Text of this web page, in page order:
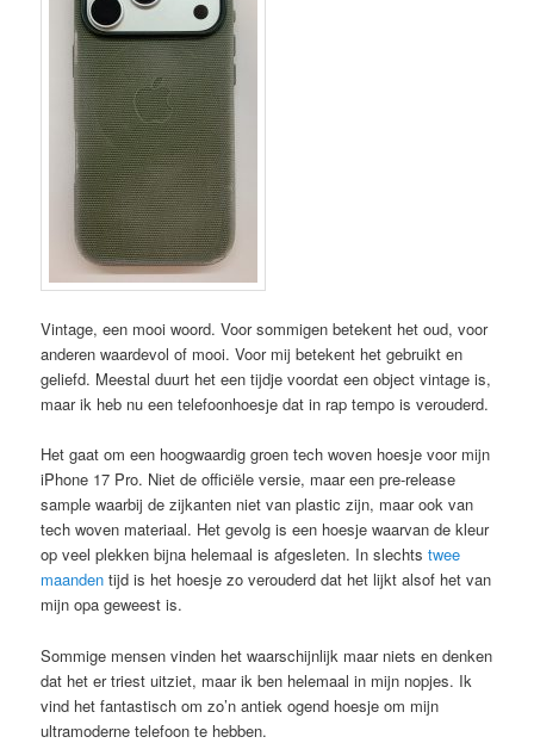
Vintage, een mooi woord. Voor sommigen betekent het oud, voor
anderen waardevol of mooi. Voor mij betekent het gebruikt en
geliefd. Meestal duurt het een tijdje voordat een object vintage is,
maar ik heb nu een telefoonhoesje dat in rap tempo is verouderd.
Het gaat om een hoogwaardig groen tech woven hoesje voor mijn
iPhone 17 Pro. Niet de officiële versie, maar een pre-release
sample waarbij de zijkanten niet van plastic zijn, maar ook van
tech woven materiaal. Het gevolg is een hoesje waarvan de kleur
op veel plekken bijna helemaal is afgesleten. In slechtstwee
maanden tijd is het hoesje zo verouderd dat het lijkt alsof het van
mijn opa geweest is.
Sommige mensen vinden het waarschijnlijk maar niets en denken
dat het er triest uitziet, maar ik ben helemaal in mijn nopjes. Ik
vind het fantastisch om zo’n antiek ogend hoesje om mijn
ultramoderne telefoon te hebben.